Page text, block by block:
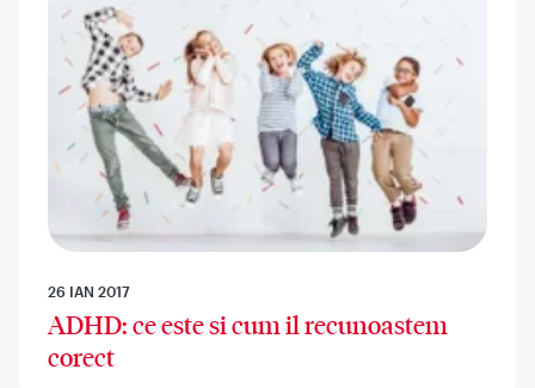
26 IAN 2017
ADHD: ce este si cum il recunoastem
corect